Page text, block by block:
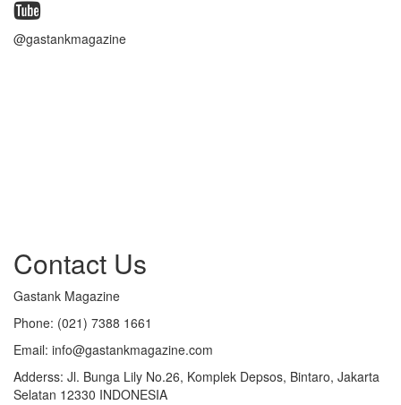
@gastankmagazine
Contact Us
Gastank Magazine
Phone: (021) 7388 1661
Email: info@gastankmagazine.com
Adderss: Jl. Bunga Lily No.26, Komplek Depsos, Bintaro, Jakarta
Selatan 12330 INDONESIA